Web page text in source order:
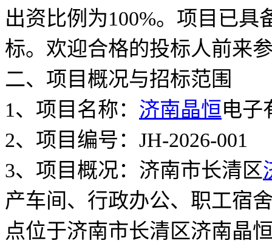
出资比例为100%。项目已
标。欢迎合格的投标人前来
二、项目概况与招标范围
1、项目名称： 济南晶恒电子
2、项目编号：JH-2026-001
3、项目概况：济南市长清区
产车间、行政办公、职工宿
点位于济南市长清区济南晶